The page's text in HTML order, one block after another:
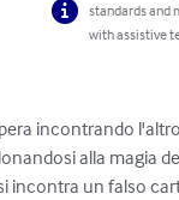
standards and
with assistive
incontrando
alla magia
incontra un falso